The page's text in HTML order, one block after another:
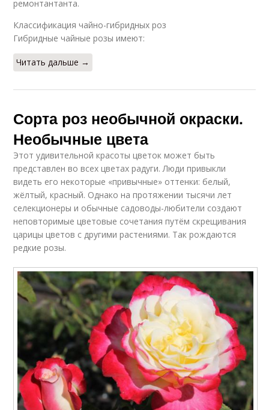
ремонтантанта.
Классификация чайно-гибридных роз
Гибридные чайные розы имеют:
Читать дальше →
Сорта роз необычной окраски.
Необычные цвета
Этот удивительной красоты цветок может быть
представлен во всех цветах радуги. Люди привыкли
видеть его некоторые «привычные» оттенки: белый,
жёлтый, красный. Однако на протяжении тысячи лет
селекционеры и обычные садоводы-любители создают
неповторимые цветовые сочетания путём скрещивания
царицы цветов с другими растениями. Так рождаются
редкие розы.